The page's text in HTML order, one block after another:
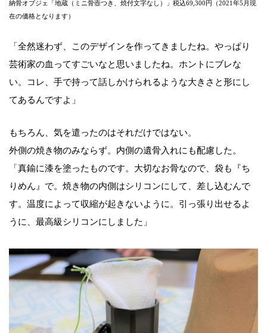
納骨オブジェ「地蔵（ミニ骨壺つき、焼付文字なし）」税込69,300円（2021年5月現
在の価格となります）
「全然迷わず、このデザインを作ってきましたね。やっぱり
芸術家の血ってすごいなと思いましたね。ホントにブレな
い。コレ、手で持って話しかけられるような大きさと形にし
てあるんですよ」
もちろん、気を遣ったのはそれだけではない。
外側の焼き物のみならず。内側の遺骨入れにも配慮した。
「真鍮に漆を塗ったものです。大切なお骨なので、袋も『ち
りめん』で。焼き物の内側はシリコンにして、差し込むんで
す。温度によって収縮が起きないように。引っ張り出せるよ
うに、最高級シリコンにしました」